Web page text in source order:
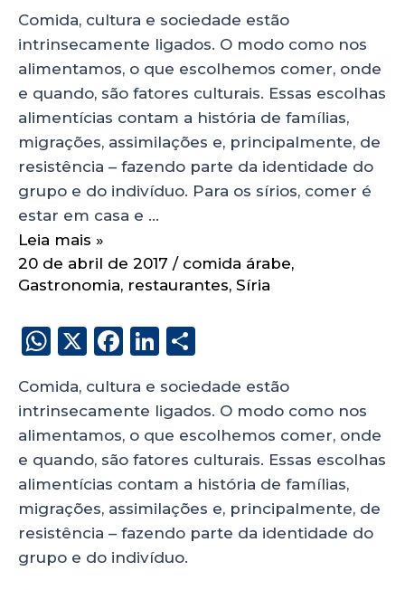
Comida, cultura e sociedade estão
intrinsecamente ligados. O modo como nos
alimentamos, o que escolhemos comer, onde
e quando, são fatores culturais. Essas escolhas
alimentícias contam a história de famílias,
migrações, assimilações e, principalmente, de
resistência – fazendo parte da identidade do
grupo e do indivíduo. Para os sírios, comer é
estar em casa e …
Leia mais »
20 de abril de 2017 / comida árabe,
Gastronomia, restaurantes, Síria
W
a
ts
A
p
p
X
F
c
e
b
o
o
k
Li
k
e
dI
n
a
re
Comida, cultura e sociedade estão
intrinsecamente ligados. O modo como nos
alimentamos, o que escolhemos comer, onde
e quando, são fatores culturais. Essas escolhas
alimentícias contam a história de famílias,
migrações, assimilações e, principalmente, de
resistência – fazendo parte da identidade do
grupo e do indivíduo.